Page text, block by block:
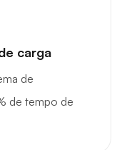
carga
de
de tempo de